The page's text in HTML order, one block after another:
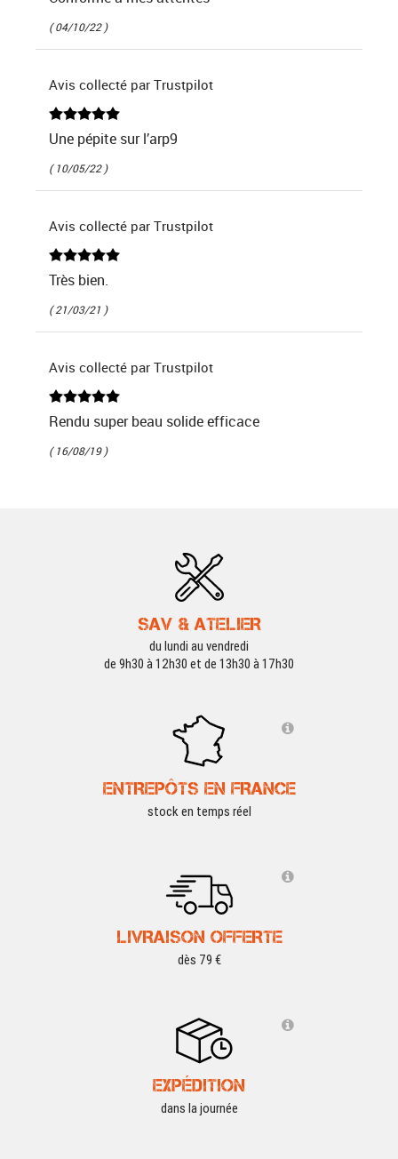
( 04/10/22 )
Avis collecté par Trustpilot
Une pépite sur l’arp9
( 10/05/22 )
Avis collecté par Trustpilot
Très bien.
( 21/03/21 )
Avis collecté par Trustpilot
Rendu super beau solide efficace
( 16/08/19 )
SAV & ATELIER
du lundi au vendredi
de 9h30 à 12h30 et de 13h30 à 17h30
ENTREPÔTS EN FRANCE
stock en temps réel
LIVRAISON OFFERTE
dès 79 €
EXPÉDITION
dans la journée